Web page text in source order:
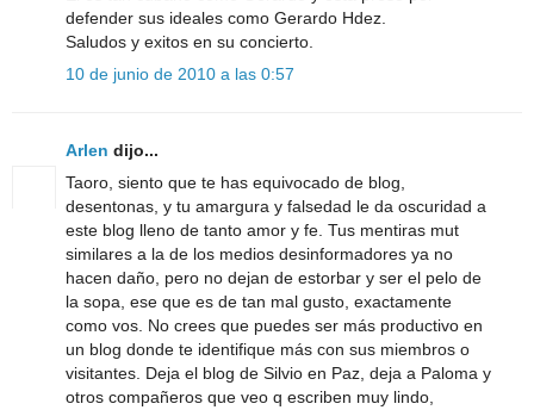
defender sus ideales como Gerardo Hdez.
Saludos y exitos en su concierto.
10 de junio de 2010 a las 0:57
Arlen dijo...
Taoro, siento que te has equivocado de blog,
desentonas, y tu amargura y falsedad le da oscuridad a
este blog lleno de tanto amor y fe. Tus mentiras mut
similares a la de los medios desinformadores ya no
hacen daño, pero no dejan de estorbar y ser el pelo de
la sopa, ese que es de tan mal gusto, exactamente
como vos. No crees que puedes ser más productivo en
un blog donde te identifique más con sus miembros o
visitantes. Deja el blog de Silvio en Paz, deja a Paloma y
otros compañeros que veo q escriben muy lindo,